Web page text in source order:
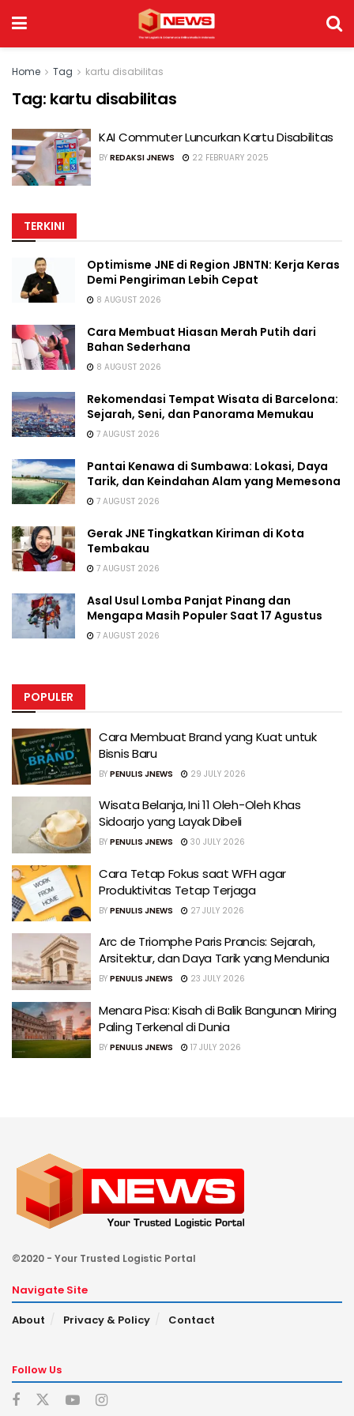
Home Tag kartu disabilitas
Tag: kartu disabilitas
KAI Commuter Luncurkan Kartu Disabilitas
BY REDAKSI JNEWS 22 FEBRUARY 2025
TERKINI
Optimisme JNE di Region JBNTN: Kerja Keras
Demi Pengiriman Lebih Cepat
8 AUGUST 2026
Cara Membuat Hiasan Merah Putih dari
Bahan Sederhana
8 AUGUST 2026
Rekomendasi Tempat Wisata di Barcelona:
Sejarah, Seni, dan Panorama Memukau
7 AUGUST 2026
Pantai Kenawa di Sumbawa: Lokasi, Daya
Tarik, dan Keindahan Alam yang Memesona
7 AUGUST 2026
Gerak JNE Tingkatkan Kiriman di Kota
Tembakau
7 AUGUST 2026
Asal Usul Lomba Panjat Pinang dan
Mengapa Masih Populer Saat 17 Agustus
7 AUGUST 2026
POPULER
Cara Membuat Brand yang Kuat untuk
Bisnis Baru
BY PENULIS JNEWS 29 JULY 2026
Wisata Belanja, Ini 11 Oleh-Oleh Khas
Sidoarjo yang Layak Dibeli
BY PENULIS JNEWS 30 JULY 2026
Cara Tetap Fokus saat WFH agar
Produktivitas Tetap Terjaga
BY PENULIS JNEWS 27 JULY 2026
Arc de Triomphe Paris Prancis: Sejarah,
Arsitektur, dan Daya Tarik yang Mendunia
BY PENULIS JNEWS 23 JULY 2026
Menara Pisa: Kisah di Balik Bangunan Miring
Paling Terkenal di Dunia
BY PENULIS JNEWS 17 JULY 2026
©2020 - Your Trusted Logistic Portal
Navigate Site
About
Privacy & Policy Contact
Follow Us